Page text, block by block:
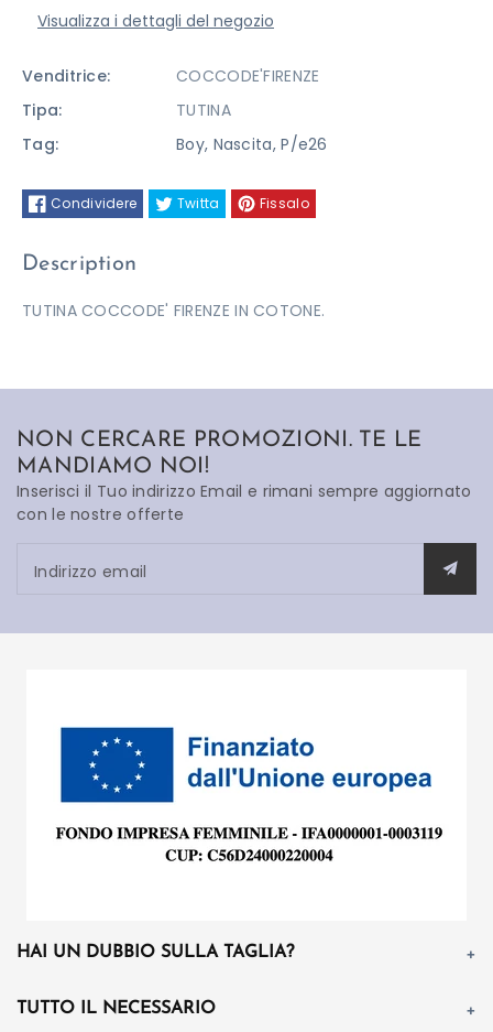
Visualizza i dettagli del negozio
Venditrice:
COCCODE'FIRENZE
Tipa:
TUTINA
Tag:
Boy, Nascita,P/e26
Condividere Twitta Fissalo
Description
TUTINA COCCODE' FIRENZE IN COTONE.
NON CERCARE PROMOZIONI. TE LE
MANDIAMO NOI!
Inserisci il Tuo indirizzo Email e rimani sempre aggiornato
con le nostre offerte
Indirizzo email
HAI UN DUBBIO SULLA TAGLIA?
TUTTO IL NECESSARIO